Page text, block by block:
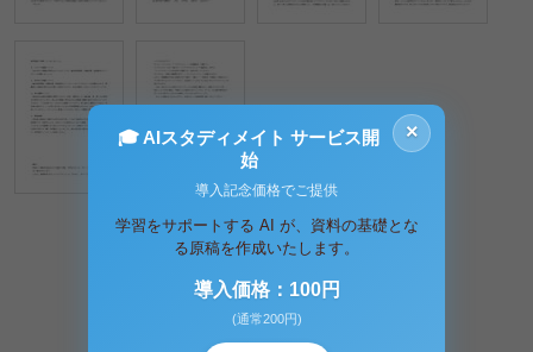
1-6ページ / 合計6ページ
×
🎓 AIスタディメイト サービス開
始
導入記念価格でご提供
学習をサポートする AI が、資料の基礎とな
る原稿を作成いたします。
導入価格：100円
(通常200円)